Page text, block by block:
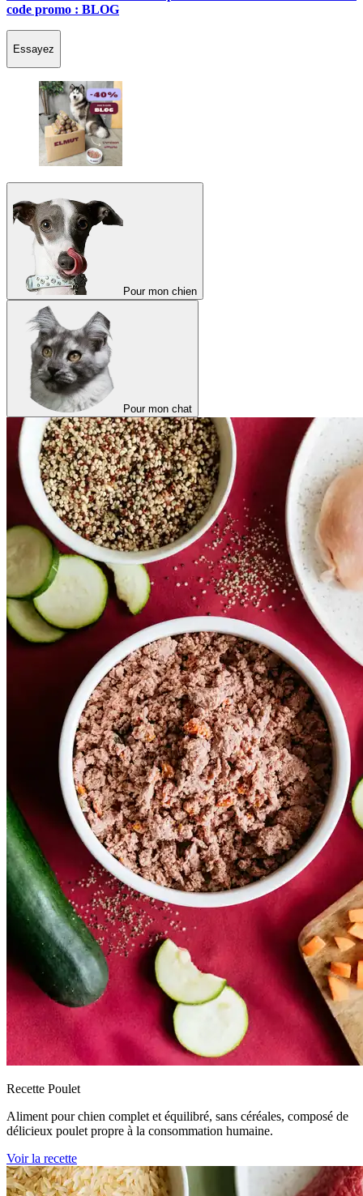
code promo : BLOG
Essayez
Pour mon chien
Pour mon chat
Recette Poulet
Aliment pour chien complet et équilibré, sans céréales, composé de
délicieux poulet propre à la consommation humaine.
Voir la recette